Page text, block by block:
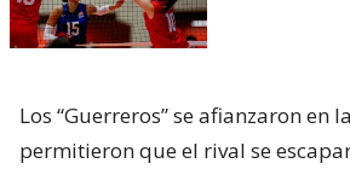
Los “Guerreros” se afianzaron en
permitieron que el rival se